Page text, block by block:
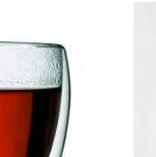
lista de
deseos